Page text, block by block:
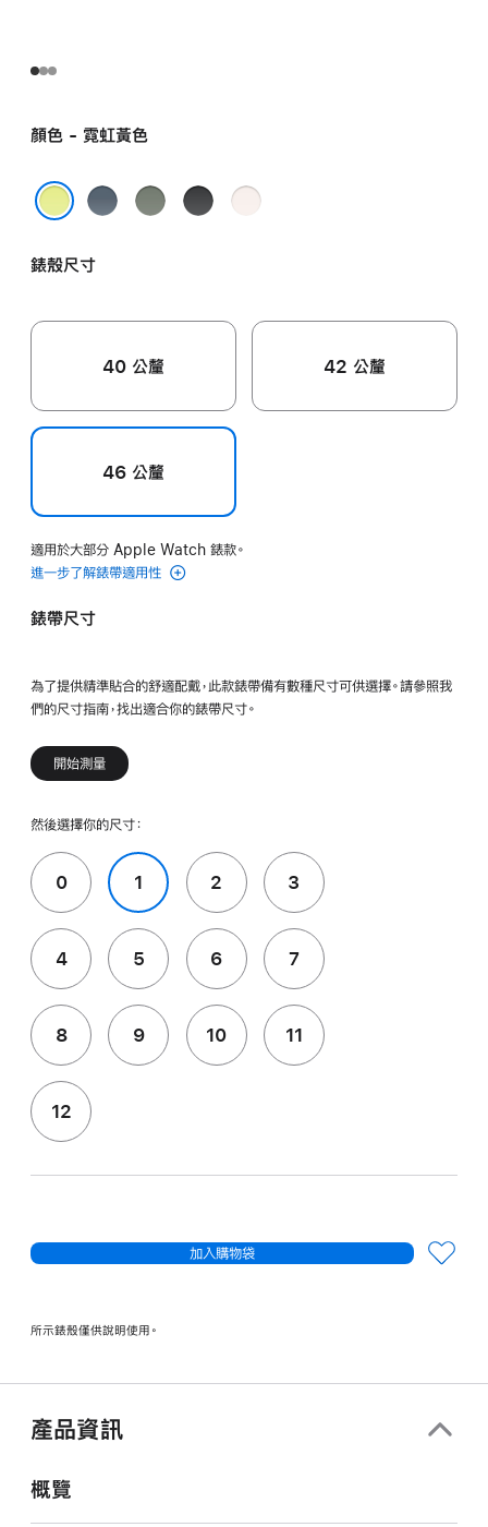
顏色 - 霓虹黃色
錨
色
綠
黑
淡
錶殼尺寸
40 公釐 42 公釐
46 公釐
適用於大部分 Apple Watch 錶款。
進一步了解錶帶適用性
錶帶尺寸
為了提供精準貼合的舒適配戴，此款錶帶備有數種尺寸可供選擇。請參照我
們的尺寸指南，找出適合你的錶帶尺寸。
開始測量
然後選擇你的尺寸：
0 1 2 3
4 5 6 7
8 9 10 11
12
加入購物袋
所示錶殼僅供說明使用。
產品資訊
概覽